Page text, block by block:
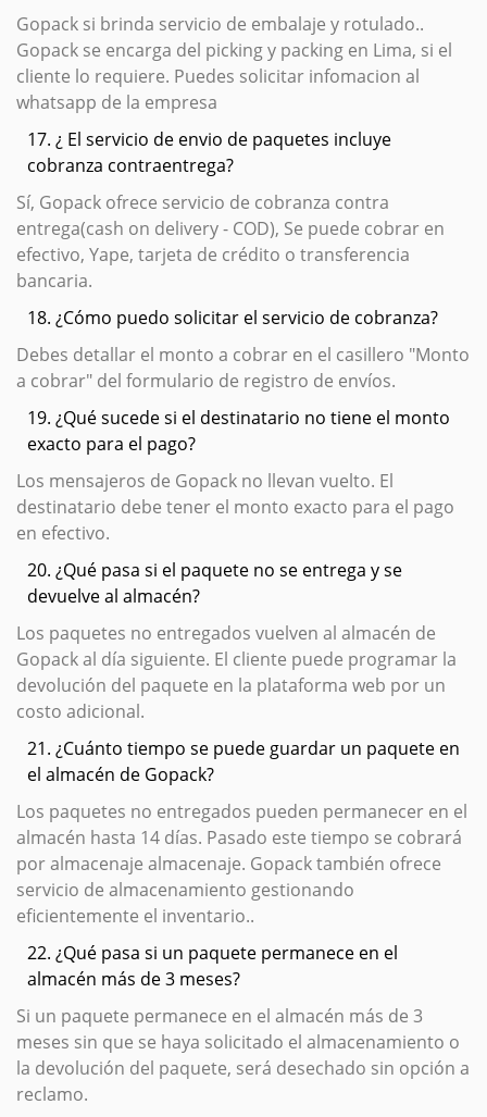
Gopack si brinda servicio de embalaje y rotulado..
Gopack se encarga del picking y packing en Lima, si el
cliente lo requiere. Puedes solicitar infomacion al
whatsapp de la empresa
17. ¿ El servicio de envio de paquetes incluye
cobranza contraentrega?
Sí, Gopack ofrece servicio de cobranza contra
entrega(cash on delivery - COD), Se puede cobrar en
efectivo, Yape, tarjeta de crédito o transferencia
bancaria.
18. ¿Cómo puedo solicitar el servicio de cobranza?
Debes detallar el monto a cobrar en el casillero "Monto
a cobrar" del formulario de registro de envíos.
19. ¿Qué sucede si el destinatario no tiene el monto
exacto para el pago?
Los mensajeros de Gopack no llevan vuelto. El
destinatario debe tener el monto exacto para el pago
en efectivo.
20. ¿Qué pasa si el paquete no se entrega y se
devuelve al almacén?
Los paquetes no entregados vuelven al almacén de
Gopack al día siguiente. El cliente puede programar la
devolución del paquete en la plataforma web por un
costo adicional.
21. ¿Cuánto tiempo se puede guardar un paquete en
el almacén de Gopack?
Los paquetes no entregados pueden permanecer en el
almacén hasta 14 días. Pasado este tiempo se cobrará
por almacenaje almacenaje. Gopack también ofrece
servicio de almacenamiento gestionando
eficientemente el inventario..
22. ¿Qué pasa si un paquete permanece en el
almacén más de 3 meses?
Si un paquete permanece en el almacén más de 3
meses sin que se haya solicitado el almacenamiento o
la devolución del paquete, será desechado sin opción a
reclamo.